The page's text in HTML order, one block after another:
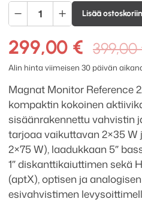
Magnat
Monitor
Reference
2A
aktiivikaiutinpari
määrä
Lisää ostoskoriin
399,00
299,00 €
Alin hinta viimeisen 30 päivän
Magnat Monitor Reference
kompaktin kokoinen
sisäänrakennettu vahvistin
tarjoaa vaikuttavan 2×35 W
2×75 W), laadukkaan 5″
1″ diskanttikaiuttimen sekä
(aptX), optisen ja
esivahvistimen